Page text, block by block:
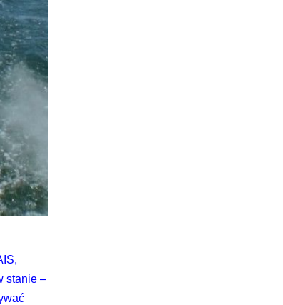
stanie –